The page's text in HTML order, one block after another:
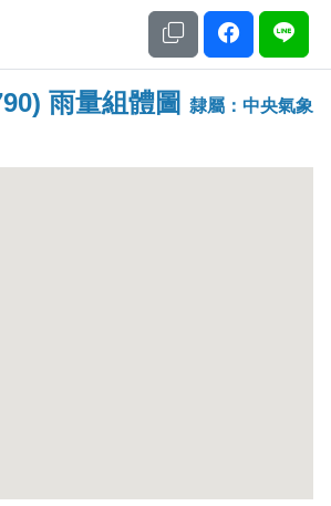
規模崩塌防災資訊網
雨量組體圖
隸屬：中央氣象